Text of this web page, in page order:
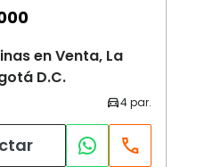
en Venta, La
D.C.